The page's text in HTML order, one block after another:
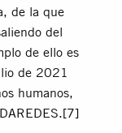
de la que
del
de ello es
de 2021
humanos,
[7]